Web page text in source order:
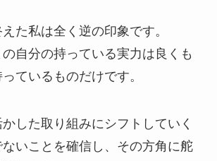
た私は全く逆の印象です。
自分の持っている実力は良くも
ているものだけです。
した取り組みにシフトしていく
いことを確信し、その方角に舵